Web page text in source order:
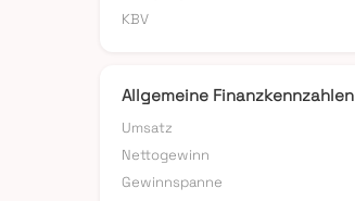
KBV
Allgemeine Finanzkennzahlen
Umsatz
Nettogewinn
Gewinnspanne